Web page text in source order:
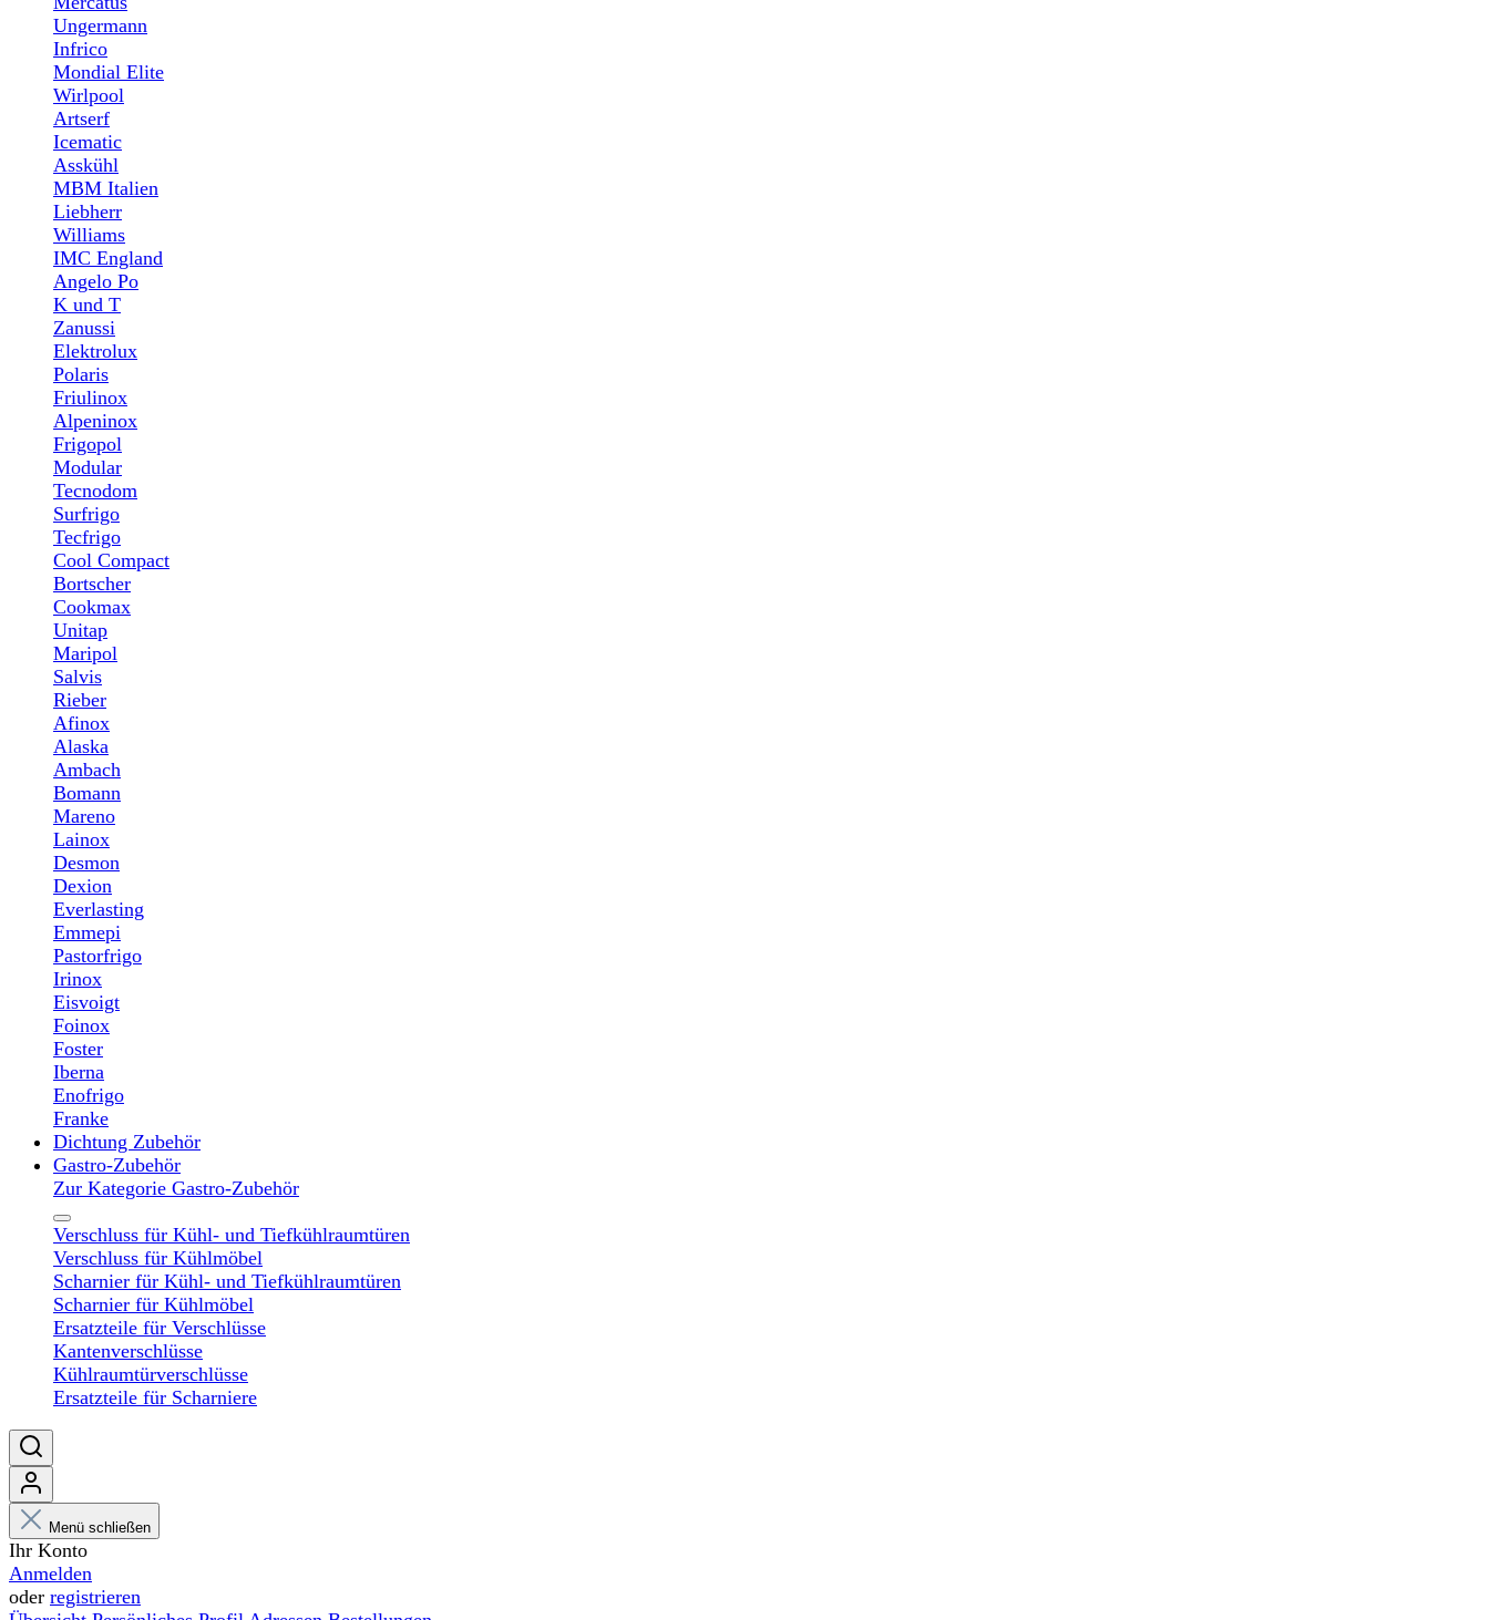
Ungermann
Infrico
Mondial Elite
Wirlpool
Artserf
Icematic
Asskühl
MBM Italien
Liebherr
Williams
IMC England
Angelo Po
K und T
Zanussi
Elektrolux
Polaris
Friulinox
Alpeninox
Frigopol
Modular
Tecnodom
Surfrigo
Tecfrigo
Cool Compact
Bortscher
Cookmax
Unitap
Maripol
Salvis
Rieber
Afinox
Alaska
Ambach
Bomann
Mareno
Lainox
Desmon
Dexion
Everlasting
Emmepi
Pastorfrigo
Irinox
Eisvoigt
Foinox
Foster
Iberna
Enofrigo
Franke
Dichtung Zubehör
Gastro-Zubehör
Zur Kategorie Gastro-Zubehör
Verschluss für Kühl- und Tiefkühlraumtüren
Verschluss für Kühlmöbel
Scharnier für Kühl- und Tiefkühlraumtüren
Scharnier für Kühlmöbel
Ersatzteile für Verschlüsse
Kantenverschlüsse
Kühlraumtürverschlüsse
Ersatzteile für Scharniere
Menü schließen
Ihr Konto
Anmelden
oder registrieren